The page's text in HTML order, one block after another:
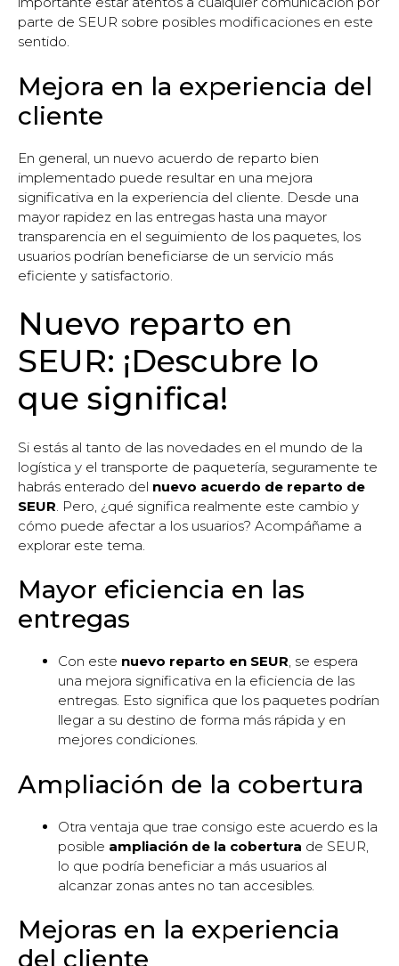
parte de SEUR sobre posibles modificaciones en este
sentido.
Mejora en la experiencia del
cliente
En general, un nuevo acuerdo de reparto bien
implementado puede resultar en una mejora
significativa en la experiencia del cliente. Desde una
mayor rapidez en las entregas hasta una mayor
transparencia en el seguimiento de los paquetes, los
usuarios podrían beneficiarse de un servicio más
eficiente y satisfactorio.
Nuevo reparto en
SEUR: ¡Descubre lo
que significa!
Si estás al tanto de las novedades en el mundo de la
logística y el transporte de paquetería, seguramente te
habrás enterado del nuevo acuerdo de reparto de
SEUR . Pero, ¿qué significa realmente este cambio y
cómo puede afectar a los usuarios? Acompáñame a
explorar este tema.
Mayor eficiencia en las
entregas
Con este nuevo reparto en SEUR, se espera
una mejora significativa en la eficiencia de las
entregas. Esto significa que los paquetes podrían
llegar a su destino de forma más rápida y en
mejores condiciones.
Ampliación de la cobertura
Otra ventaja que trae consigo este acuerdo es la
posible ampliación de la cobertura de SEUR,
lo que podría beneficiar a más usuarios al
alcanzar zonas antes no tan accesibles.
Mejoras en la experiencia
del cliente